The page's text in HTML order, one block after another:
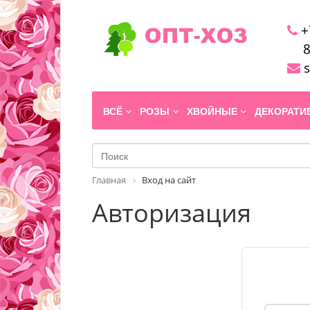
ВСЁ РОЗЫ ХВОЙНЫЕ
Главная Вход на сайт
Авторизация